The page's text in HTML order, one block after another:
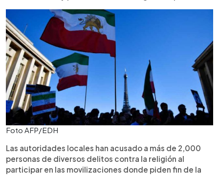
Foto AFP/EDH
Las autoridades locales han acusado a más de 2,000
personas de diversos delitos contra la religión al
participar en las movilizaciones donde piden fin de la